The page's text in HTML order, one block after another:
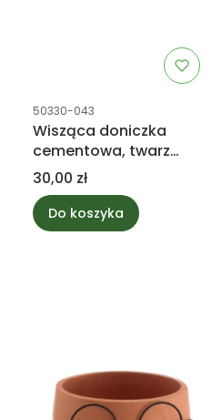
Kod produktu
50330-043
Wisząca doniczka
cementowa, twarz
Spring Girl 12cm
Cena
30,00 zł
Do koszyka